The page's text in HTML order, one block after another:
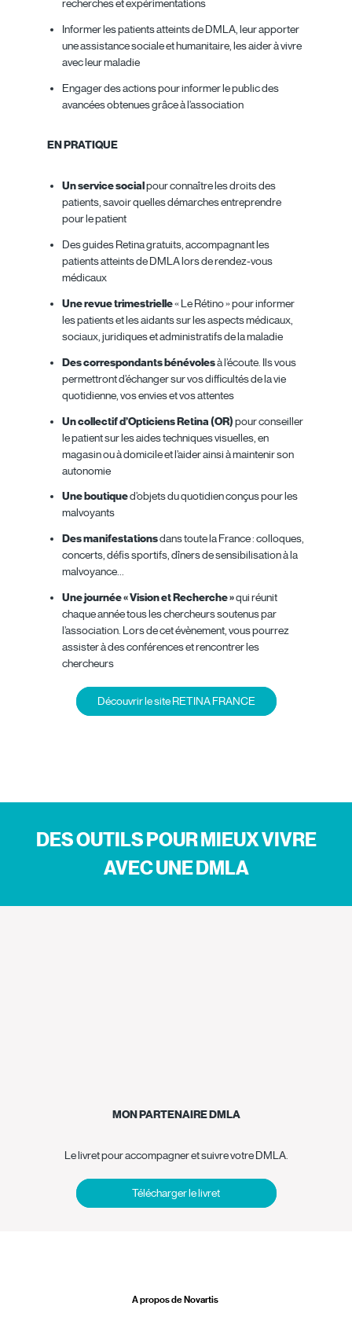
recherches et expérimentations
Informer les patients atteints de DMLA, leur apporter
une assistance sociale et humanitaire, les aider à vivre
avec leur maladie
Engager des actions pour informer le public des
avancées obtenues grâce à l’association
EN PRATIQUE
Un service socialpour connaître les droits des
patients, savoir quelles démarches entreprendre
pour le patient
Des guides Retina gratuits, accompagnant les
patients atteints de DMLA lors de rendez-vous
médicaux
Une revue trimestrielle« Le Rétino » pour informer
les patients et les aidants sur les aspects médicaux,
sociaux, juridiques et administratifs de la maladie
Des correspondants bénévolesà l’écoute. Ils vous
permettront d’échanger sur vos difficultés de la vie
quotidienne, vos envies et vos attentes
Un collectif d’Opticiens Retina (OR)pour conseiller
le patient sur les aides techniques visuelles, en
magasin ou à domicile et l’aider ainsi à maintenir son
autonomie
Une boutiqued’objets du quotidien conçus pour les
malvoyants
Des manifestationsdans toute la France : colloques,
concerts, défis sportifs, dîners de sensibilisation à la
malvoyance…
Une journée « Vision et Recherche »qui réunit
chaque année tous les chercheurs soutenus par
l’association. Lors de cet évènement, vous pourrez
assister à des conférences et rencontrer les
chercheurs
Découvrir le site RETINA FRANCE
DES OUTILS POUR MIEUX VIVRE
AVEC UNE DMLA
MON PARTENAIRE DMLA
Le livret pour accompagner et suivre votre DMLA.
Télécharger le livret
A propos de Novartis